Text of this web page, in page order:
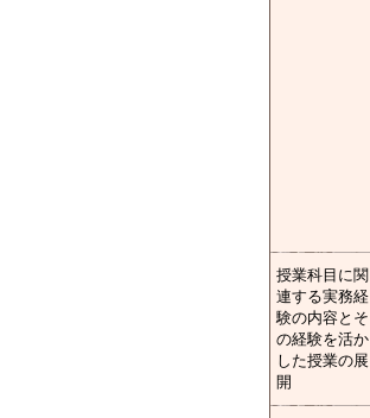
授業科目に関
連する実務経
験の内容とそ
の経験を活か
した授業の展
開